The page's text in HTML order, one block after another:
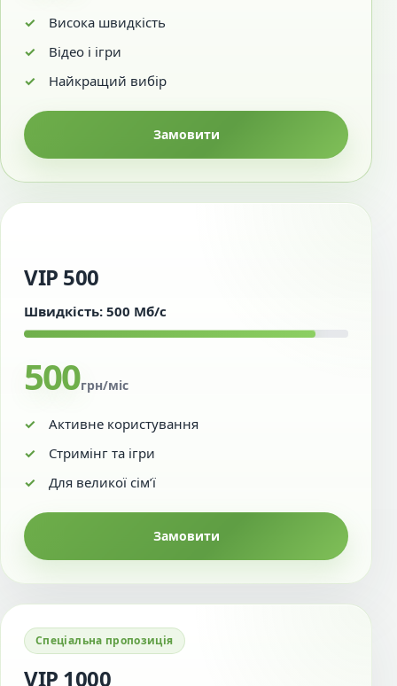
Висока швидкість
Відео і ігри
Найкращий вибір
Замовити
VIP 500
Швидкість: 500 Мб/с
500грн/міс
Активне користування
Стримінг та ігри
Для великої сім’ї
Замовити
Спеціальна пропозиція
VIP 1000